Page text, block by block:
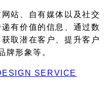
站、自有媒体以及社交
有价值的信息、通过数
取潜在客户、提升客户
牌形象等。
SERVICE